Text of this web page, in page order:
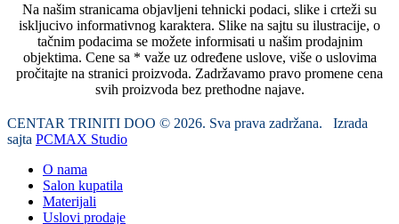
Na našim stranicama objavljeni tehnicki podaci, slike i crteži su
iskljucivo informativnog karaktera. Slike na sajtu su ilustracije, o
tačnim podacima se možete informisati u našim prodajnim
objektima. Cene sa * važe uz određene uslove, više o uslovima
pročitajte na stranici proizvoda. Zadržavamo pravo promene cena
svih proizvoda bez prethodne najave.
CENTAR TRINITI DOO © 2026. Sva prava zadržana. Izrada
sajta PCMAX Studio
O nama
Salon kupatila
Materijali
Uslovi prodaje